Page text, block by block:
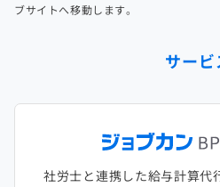
ブサイトへ移動します。
サービ
社労士と連携した給与計算代